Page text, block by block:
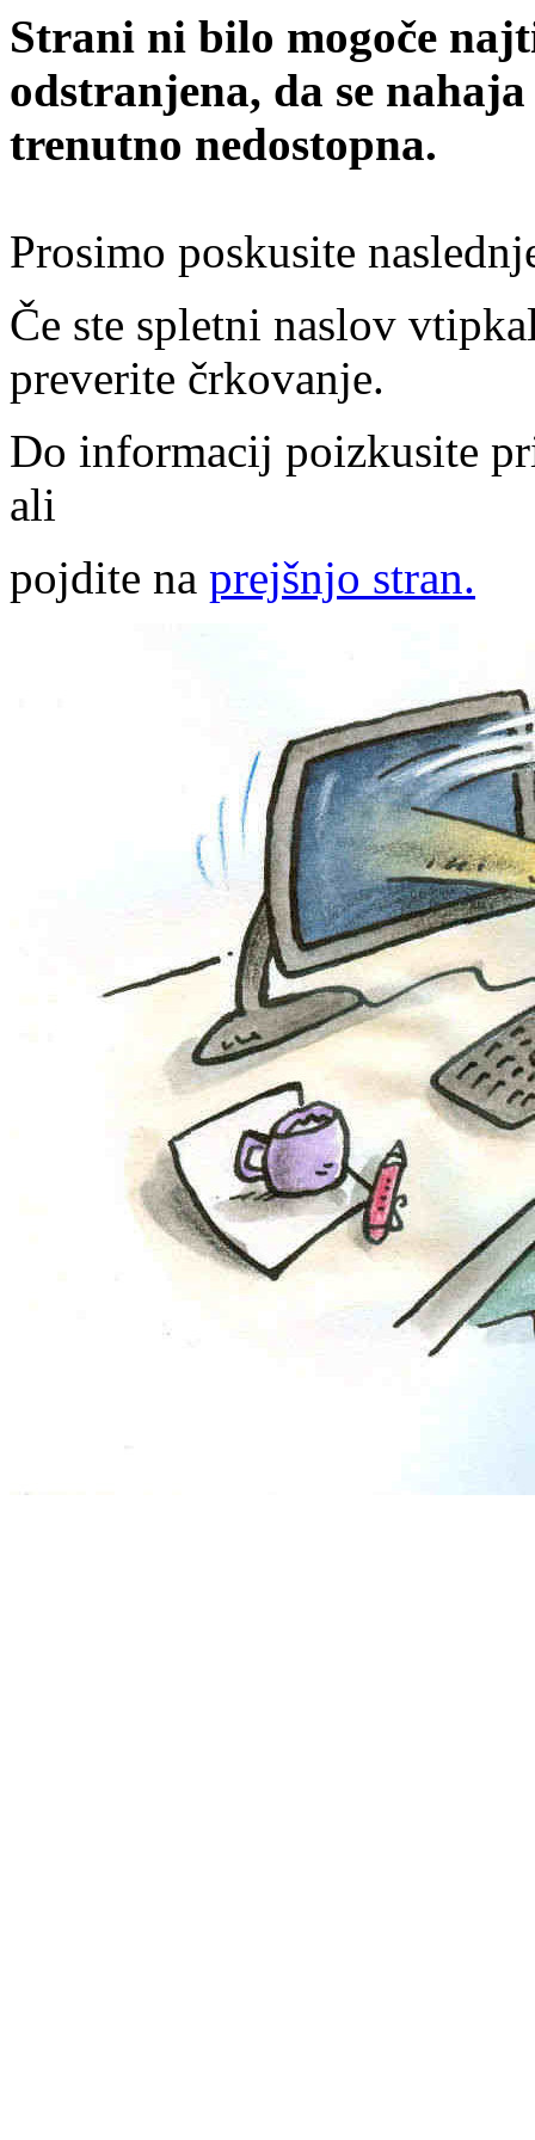
Strani ni bilo mogoče
odstranjena, da se
trenutno nedostopna.
Prosimo poskusite
Če ste spletni naslov
preverite črkovanje.
Do informacij poizkusite
ali
pojdite na prejšnjo stran.